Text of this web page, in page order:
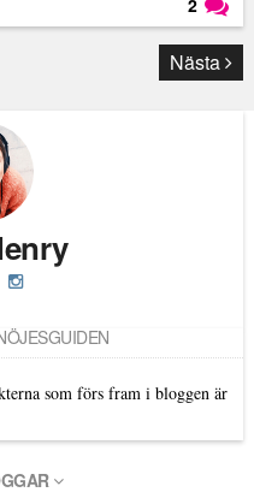
Läs kommentarer (2)
Nästa
som förs fram i bloggen är